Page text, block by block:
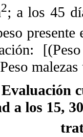
2; a los 45
presente
a los 15,